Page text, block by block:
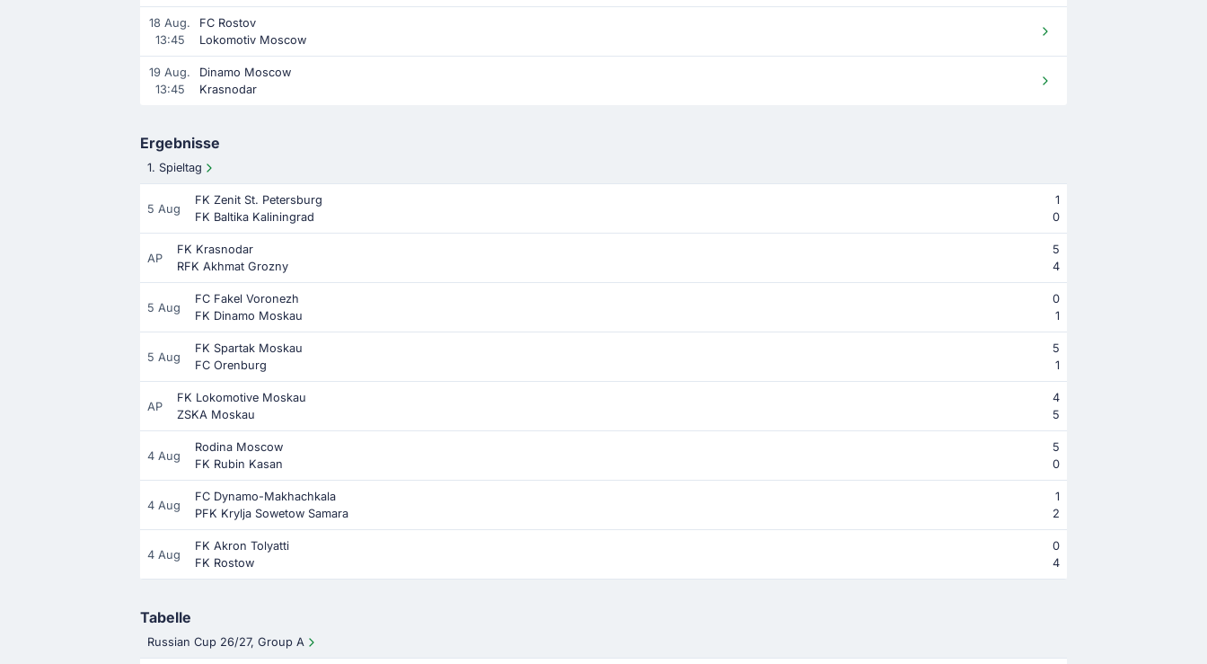
18 Aug.
13:45
FC Rostov
Lokomotiv Moscow
19 Aug.
13:45
Dinamo Moscow
Krasnodar
Ergebnisse
1. Spieltag
5 Aug
FK Zenit St. Petersburg
1
FK Baltika Kaliningrad
0
AP
FK Krasnodar
5
RFK Akhmat Grozny
4
5 Aug
FC Fakel Voronezh
0
FK Dinamo Moskau
1
5 Aug
FK Spartak Moskau
5
FC Orenburg
1
AP
FK Lokomotive Moskau
4
ZSKA Moskau
5
4 Aug
Rodina Moscow
5
FK Rubin Kasan
0
4 Aug
FC Dynamo-Makhachkala
1
PFK Krylja Sowetow Samara
2
4 Aug
FK Akron Tolyatti
0
FK Rostow
4
Tabelle
Russian Cup 26/27, Group A